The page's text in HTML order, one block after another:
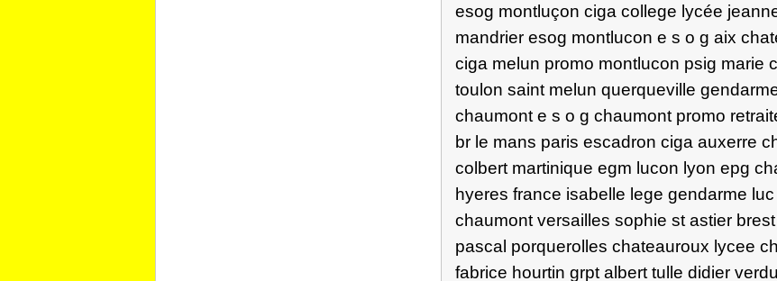
esog montluçon ciga college lycée
mandrier esog montlucon e s o g aix
ciga melun promo montlucon psig marie
toulon saint melun querqueville
chaumont e s o g chaumont promo
br le mans paris escadron ciga auxerre
colbert martinique egm lucon lyon epg
hyeres france isabelle lege gendarme
chaumont versailles sophie st astier
pascal porquerolles chateauroux lycee
fabrice hourtin grpt albert tulle didier